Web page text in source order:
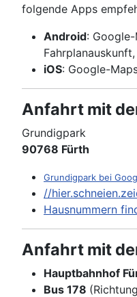
folgende Apps
Android:
iOS: Google-
Anfahrt mit
Grundigpark
90768 Fürth
Grundigpark bei
//
Hausnummern
Anfahrt mit
Hauptbahnhof
Bus 178